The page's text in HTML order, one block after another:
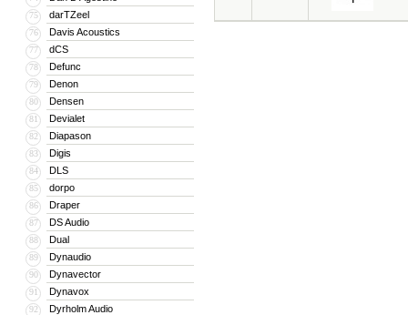
75 darTZeel
76 Davis Acoustics
77 dCS
78 Defunc
79 Denon
80 Densen
81 Devialet
82 Diapason
83 Digis
84 DLS
85 dorpo
86 Draper
87 DS Audio
88 Dual
89 Dynaudio
90 Dynavector
91 Dynavox
92 Dyrholm Audio